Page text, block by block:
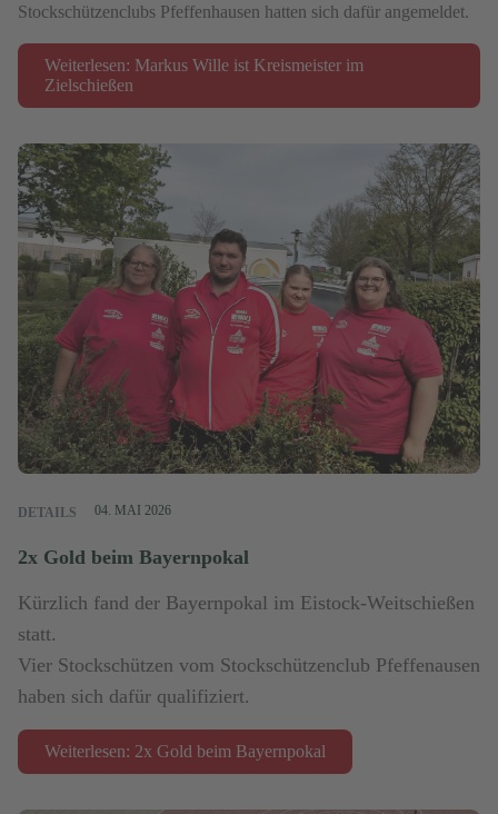
Stockschützenclubs Pfeffenhausen hatten sich dafür angemeldet.
Weiterlesen: Markus Wille ist Kreismeister im
Zielschießen
DETAILS 04. MAI 2026
2x Gold beim Bayernpokal
Kürzlich fand der Bayernpokal im Eistock-Weitschießen
statt.
Vier Stockschützen vom Stockschützenclub Pfeffenausen
haben sich dafür qualifiziert.
Weiterlesen: 2x Gold beim Bayernpokal